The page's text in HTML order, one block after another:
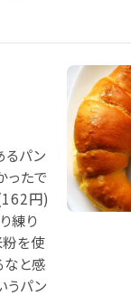
るパン
ったで
円)
練り
粉を使
なと感
うパン